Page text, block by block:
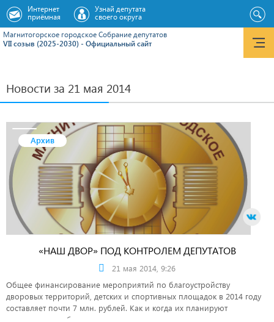
Магнитогорское городское Cобрание депутатов
VII созыв (2025-2030) - Официальный сайт
Интернет
приёмная
Узнай депутата
своего округа
Новости за 21 мая 2014
Архив
«НАШ ДВОР» ПОД КОНТРОЛЕМ ДЕПУТАТОВ
21 мая 2014, 9:26
Общее финансирование мероприятий по благоустройству
дворовых территорий, детских и спортивных площадок в 2014 году
составляет почти 7 млн. рублей. Как и когда их планируют
использовать, обсудили вчера на заседании комиссии по мандатам,